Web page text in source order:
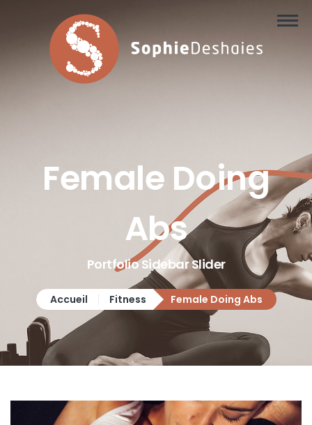
Pilates reformer.

Cours.
À propos de moi.
Female Doing
Abs
Portfolio Sidebar Slider
Accueil Fitness Female Doing Abs